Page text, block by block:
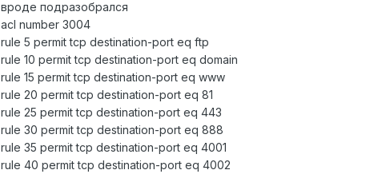
вроде подразобрался
acl number 3004
rule 5 permit tcp destination-port eq ftp
rule 10 permit tcp destination-port eq domain
rule 15 permit tcp destination-port eq www
rule 20 permit tcp destination-port eq 81
rule 25 permit tcp destination-port eq 443
rule 30 permit tcp destination-port eq 888
rule 35 permit tcp destination-port eq 4001
rule 40 permit tcp destination-port eq 4002